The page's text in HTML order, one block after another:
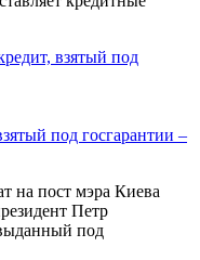
под госгарантии –
на пост мэра Киева
Петр
под